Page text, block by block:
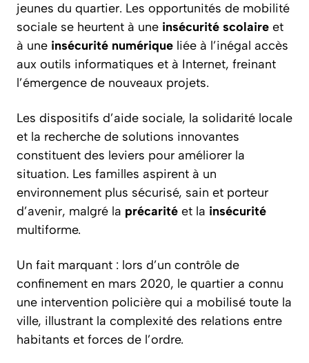
jeunes du quartier. Les opportunités de mobilité
sociale se heurtent à une insécurité scolaire et
à une insécurité numérique liée à l’inégal accès
aux outils informatiques et à Internet, freinant
l’émergence de nouveaux projets.
Les dispositifs d’aide sociale, la solidarité locale
et la recherche de solutions innovantes
constituent des leviers pour améliorer la
situation. Les familles aspirent à un
environnement plus sécurisé, sain et porteur
d’avenir, malgré la précarité et la insécurité
multiforme.
Un fait marquant : lors d’un contrôle de
confinement en mars 2020, le quartier a connu
une intervention policière qui a mobilisé toute la
ville, illustrant la complexité des relations entre
habitants et forces de l’ordre.